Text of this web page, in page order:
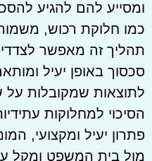
ומסייע להם להגיע
כמו חלוקת רכוש,
תהליך זה מאפשר
סכסוך באופן יעיל
לתוצאות שמקובלות על
הסיכוי למחלוקות
פתרון יעיל ומקצועי,
מול בית המשפט ומקל